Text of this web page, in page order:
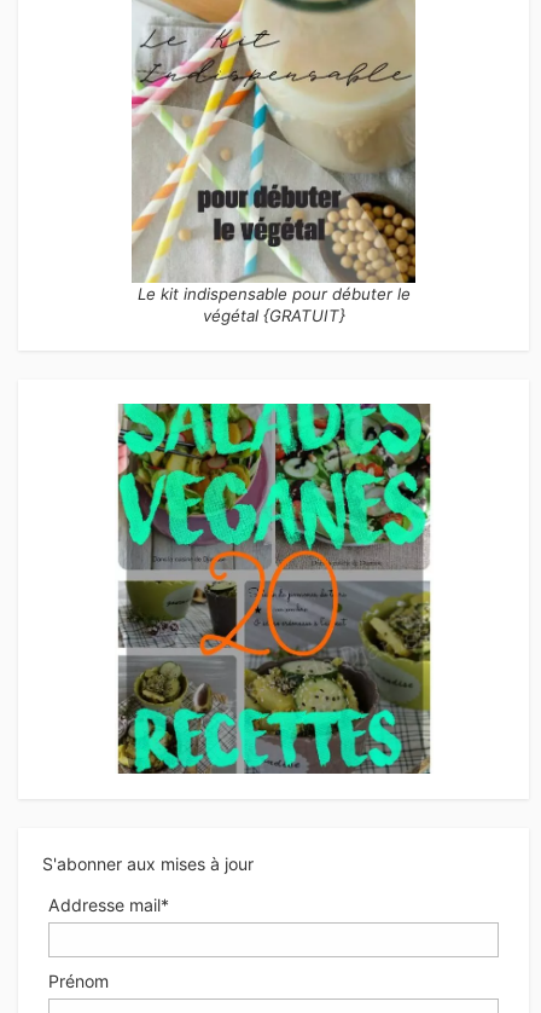
Le kit indispensable pour débuter le
végétal {GRATUIT}
S'abonner aux mises à jour
Addresse mail*
Prénom